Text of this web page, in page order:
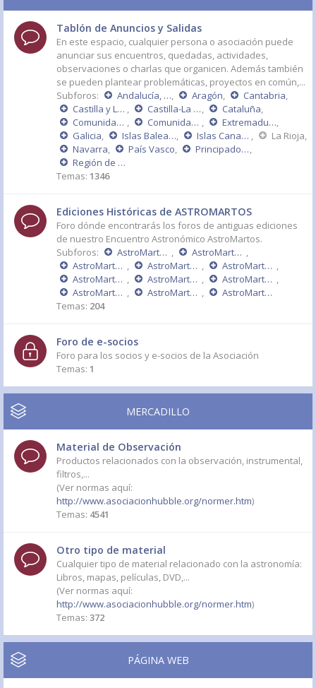
Tablón de Anuncios y Salidas
En este espacio, cualquier persona o asociación puede
anunciar sus encuentros, quedadas, actividades,
observaciones o charlas que organicen. Además también
se pueden plantear problemáticas, proyectos en común,...
Subforos:
Andalucía, Ceuta y Melilla , Aragón, Cantabria,
Castilla y León
, Castilla-La Mancha , Cataluña,
Comunidad de Madrid
, Comunidad Valenciana , Extremadura
,
Galicia, Islas Baleares , Islas Canarias , La Rioja,
Navarra, País Vasco, Principado de Asturias
,
Región de Murcia
Temas: 1346
Ediciones Históricas de ASTROMARTOS
Foro dónde encontrarás los foros de antiguas ediciones
de nuestro Encuentro Astronómico AstroMartos.
Subforos:
AstroMartos 2015 , AstroMartos 2014
,
AstroMartos 2013
, AstroMartos 2011 - DÉCIMO ANIVERSARIO , AstroMartos 2010
,
AstroMartos 2009
, AstroMartos 2008 , AstroMartos 2007
,
AstroMartos 2006
, AstroMartos 2005 ,
AstroMartos 2004
Temas: 204
Foro de e-socios
Foro para los socios y e-socios de la Asociación
Temas: 1
MERCADILLO
Material de Observación
Productos relacionados con la observación, instrumental,
filtros,...
(Ver normas aquí:
http://www.asociacionhubble.org/normer.htm)
Temas: 4541
Otro tipo de material
Cualquier tipo de material relacionado con la astronomía:
Libros, mapas, películas, DVD,...
(Ver normas aquí:
http://www.asociacionhubble.org/normer.htm)
Temas: 372
PÁGINA WEB